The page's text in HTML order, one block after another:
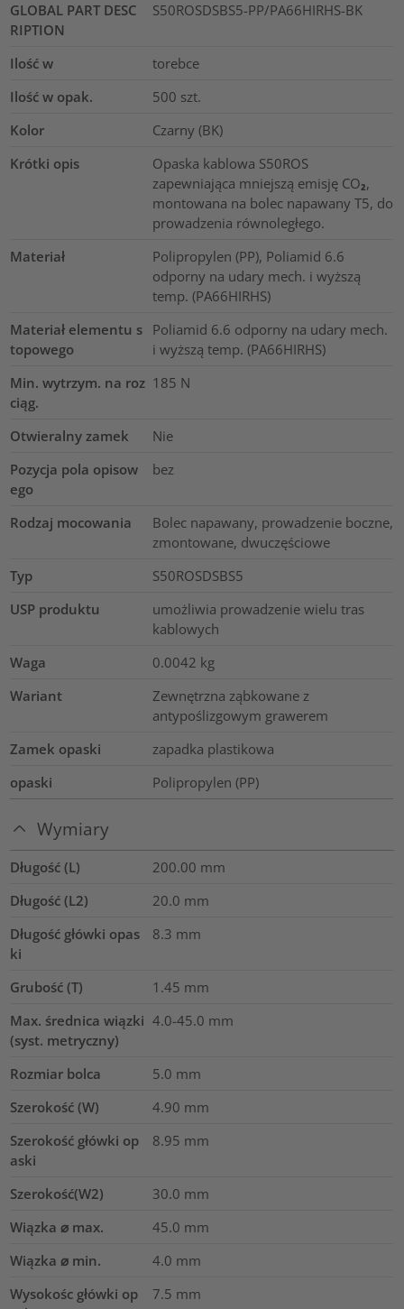
GLOBAL PART DESC
RIPTION
S50ROSDSBS5-PP/PA66HIRHS-BK
Ilość w
torebce
Ilość w opak.
500 szt.
Kolor
Czarny (BK)
Krótki opis
Opaska kablowa S50ROS
zapewniająca mniejszą emisję CO₂,
montowana na bolec napawany T5, do
prowadzenia równoległego.
Materiał
Polipropylen (PP), Poliamid 6.6
odporny na udary mech. i wyższą
temp. (PA66HIRHS)
Materiał elementu s
topowego
Poliamid 6.6 odporny na udary mech.
i wyższą temp. (PA66HIRHS)
Min. wytrzym. na roz
ciąg.
185 N
Otwieralny zamek
Nie
Pozycja pola opisow
ego
bez
Rodzaj mocowania
Bolec napawany, prowadzenie boczne,
zmontowane, dwuczęściowe
Typ
S50ROSDSBS5
USP produktu
umożliwia prowadzenie wielu tras
kablowych
Waga
0.0042 kg
Wariant
Zewnętrzna ząbkowane z
antypoślizgowym grawerem
Zamek opaski
zapadka plastikowa
opaski
Polipropylen (PP)
Wymiary
Długość (L) 200.00 mm
Długość (L2)
20.0 mm
Długość główki opas
ki
8.3 mm
Grubość (T) 1.45 mm
Max. średnica wiązki
(syst. metryczny)
4.0-45.0 mm
Rozmiar bolca
5.0 mm
Szerokość (W)
4.90 mm
Szerokość główki op
aski
8.95 mm
Szerokość(W2) 30.0 mm
Wiązka ⌀ max.
45.0 mm
Wiązka ⌀ min.
4.0 mm
Wysokośc główki op
7.5 mm